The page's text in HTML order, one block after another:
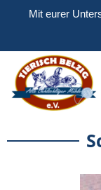
Mit eurer